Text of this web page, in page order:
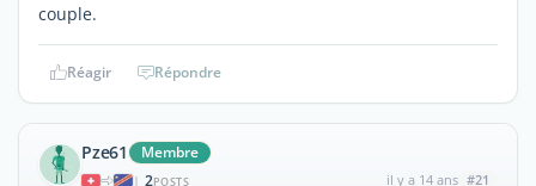
couple.
Réagir Répondre
Pze61 Membre
| 2POSTS il y a 14 ans #21